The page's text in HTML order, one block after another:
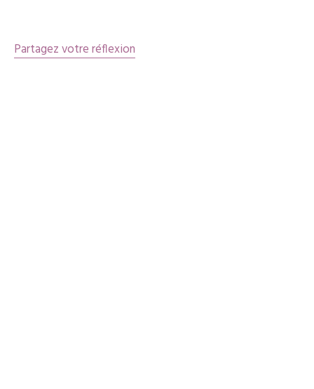
Partagez votre réflexion